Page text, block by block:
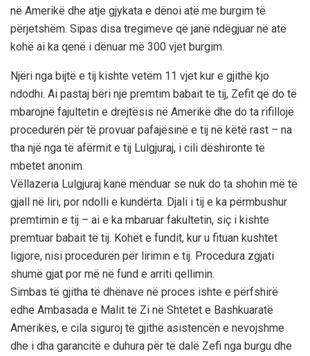
në Amerikë dhe atje gjykata e dënoi atë me burgim të
përjetshëm. Sipas disa tregimeve që janë ndëgjuar në atë
kohë ai ka qenë i dënuar më 300 vjet burgim.
Njëri nga bijtë e tij kishte vetëm 11 vjet kur e gjithë kjo
ndodhi. Ai pastaj bëri një premtim babait të tij, Zefit që do të
mbarojnë fajultetin e drejtësis në Amerikë dhe do ta rifillojë
procedurën për të provuar pafajësinë e tij në këtë rast – na
tha një nga të afërmit e tij Lulgjuraj, i cili dëshironte të
mbetet anonim.
Vëllazeria Lulgjuraj kanë mënduar se nuk do ta shohin më të
gjall në liri, por ndolli e kundërta. Djali i tij e ka përmbushur
premtimin e tij – ai e ka mbaruar fakultetin, siç i kishte
premtuar babait të tij. Kohët e fundit, kur u fituan kushtet
ligjore, nisi procedurën për lirimin e tij. Procedura zgjati
shumë gjat por më në fund e arriti qellimin.
Simbas të gjitha të dhënave në proces ishte e përfshirë
edhe Ambasada e Malit të Zi në Shtetet e Bashkuaratë
Amerikës, e cila siguroj të gjithë asistencën e nevojshme
dhe i dha garancitë e duhura për të dalë Zefi nga burgu dhe